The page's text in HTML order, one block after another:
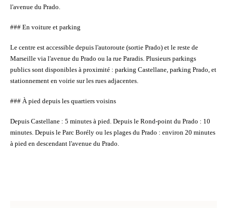
l'avenue du Prado.
### En voiture et parking
Le centre est accessible depuis l'autoroute (sortie Prado) et le reste de
Marseille via l'avenue du Prado ou la rue Paradis. Plusieurs parkings
publics sont disponibles à proximité : parking Castellane, parking Prado, et
stationnement en voirie sur les rues adjacentes.
### À pied depuis les quartiers voisins
Depuis Castellane : 5 minutes à pied. Depuis le Rond-point du Prado : 10
minutes. Depuis le Parc Borély ou les plages du Prado : environ 20 minutes
à pied en descendant l'avenue du Prado.